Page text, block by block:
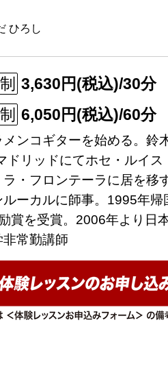
ひろし
3,630円(税込)/30分
6,050円(税込)/60分
ンコギターを始める。鈴
ドリッドにてホセ・ルイ
・フロンテーラに居を移
ルーカルに師事。1995年
賞を受賞。2006年より日
常勤講師